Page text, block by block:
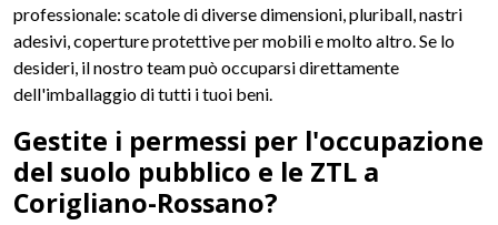
professionale: scatole di diverse dimensioni, pluriball, nastri
adesivi, coperture protettive per mobili e molto altro. Se lo
desideri, il nostro team può occuparsi direttamente
dell'imballaggio di tutti i tuoi beni.
Gestite i permessi per l'occupazione
del suolo pubblico e le ZTL a
Corigliano-Rossano?